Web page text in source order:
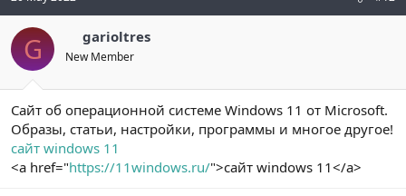
G garioltres
New Member
Сайт об операционной системе Windows 11 от Microsoft.
Образы, статьи, настройки, программы и многое другое!
сайт windows 11
<a href="https://11windows.ru/">сайт windows 11</a>